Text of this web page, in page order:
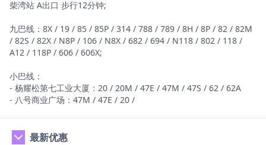
柴湾站 A出口 步行12分钟;
九巴线：8X / 19 / 85 / 85P / 314 / 788 / 789 / 8H / 8P / 82 / 82M
/ 82S / 82X / N8P / 106 / N8X / 682 / 694 / N118 / 802 / 118 /
A12 / 118P / 606 / 606X;
小巴线：
- 杨耀松第七工业大厦：20 / 20M / 47E / 47M / 47S / 62 / 62A
- 八号商业广场：47M / 47E / 20 /
最新优惠